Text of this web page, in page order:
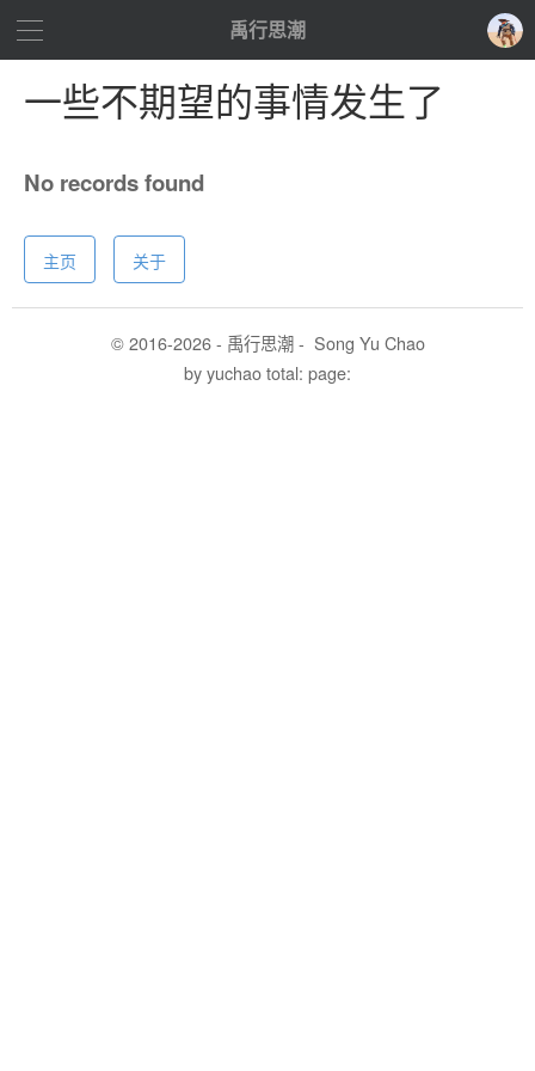
禹行思潮
一些不期望的事情发生了
No records found
主页 关于
© 2016-2026 - 禹行思潮 - Song Yu Chao
by yuchaototal: page: